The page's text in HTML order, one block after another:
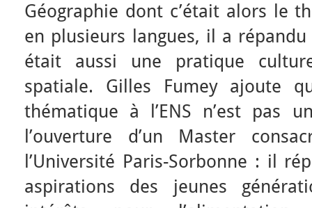
Géographie dont c’était alors le
en plusieurs langues, il a répandu
était aussi une pratique
spatiale. Gilles Fumey ajoute
thématique à l’ENS n’est pas
l’ouverture d’un Master
l’Université Paris-Sorbonne : il
aspirations des jeunes